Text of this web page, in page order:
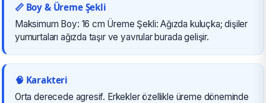
📏 Boy & Üreme Şekli
Maksimum Boy: 16 cm Üreme Şekli: Ağızda kuluçka; dişiler
yumurtaları ağızda taşır ve yavrular burada gelişir.
🧠 Karakteri
Orta derecede agresif. Erkekler özellikle üreme döneminde